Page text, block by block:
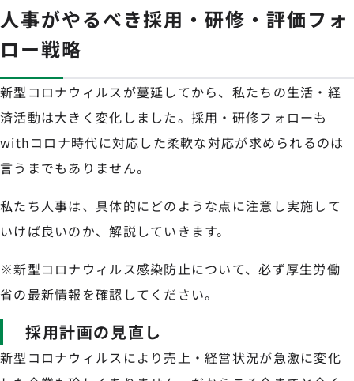
人事がやるべき採用・研修・評価フォ
ロー戦略
新型コロナウィルスが蔓延してから、私たちの生活・経
済活動は大きく変化しました。採用・研修フォローも
withコロナ時代に対応した柔軟な対応が求められるのは
言うまでもありません。
私たち人事は、具体的にどのような点に注意し実施して
いけば良いのか、解説していきます。
※新型コロナウィルス感染防止について、必ず厚生労働
省の最新情報を確認してください。
採用計画の見直し
新型コロナウィルスにより売上・経営状況が急激に変化